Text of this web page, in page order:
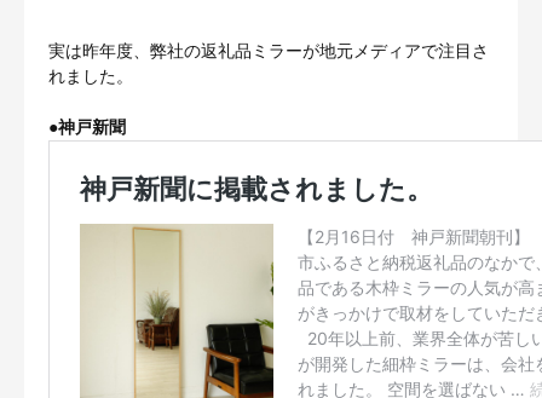
実は昨年度、弊社の返礼品ミラーが地元メディアで注目さ
れました。
●神戸新聞